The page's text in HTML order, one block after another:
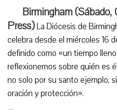
Birmingham
Press)La Diócesis de
celebra desde el miércoles 16
definido como «un tiempo
reflexionemos sobre quién es
no solo por su santo ejemplo,
oración y protección».